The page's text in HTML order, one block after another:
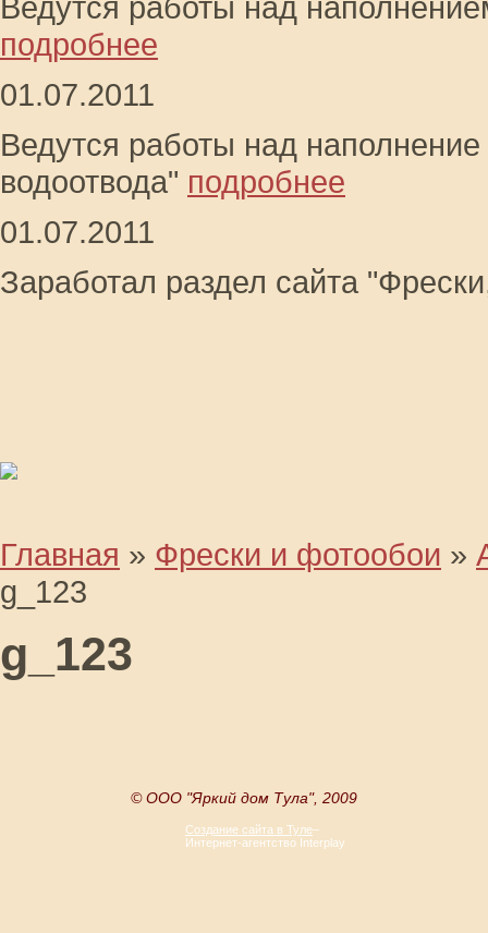
подробнее
01.07.2011
Ведутся работы над
водоотвода" подробнее
01.07.2011
Заработал раздел сайта
Главная » Фрески и фотообои »
g_123
g_123
© OOO "Яркий дом Тула", 2009
Создание сайта в Туле–
Интернет-агентство Interplay